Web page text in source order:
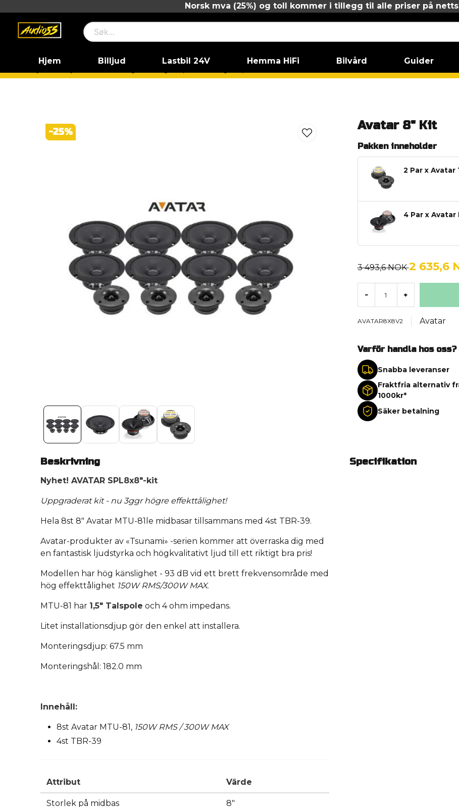
Norsk mva (25%) og toll kommer i tillegg til alle priser på
Hjem Billjud Lastbil 24V Hemma HiFi Bilvård Guider
-25% Avatar 8" Kit
Pakken inneholder
2 Par x Avatar
4 Par x Avatar
3 493,6 NOK2 635,6
- +
AVATAR8X8V2 Avatar
Varför handla hos oss?
Snabba leveranser
Fraktfria alternativ
1000kr*
Säker betalning
Beskrivning
Nyhet! AVATAR SPL8x8"-kit
Uppgraderat kit - nu 3ggr högre effekttålighet!
Hela 8st 8" Avatar MTU-81le midbasar tillsammans med 4st TBR-39.
Avatar-produkter av «Tsunami» -serien kommer att överraska dig med
en fantastisk ljudstyrka och högkvalitativt ljud till ett riktigt bra pris!
Modellen har hög känslighet - 93 dB vid ett brett frekvensområde med
hög effekttålighet 150W RMS/300W MAX.
MTU-81 har 1,5" Talspole och 4 ohm impedans.
Litet installationsdjup gör den enkel att installera.
Monteringsdjup: 67.5 mm
Monteringshål: 182.0 mm
Innehåll:
8st Avatar MTU-81, 150W RMS / 300W MAX
4st TBR-39
Attribut Värde
Storlek på midbas 8"
Specifikation